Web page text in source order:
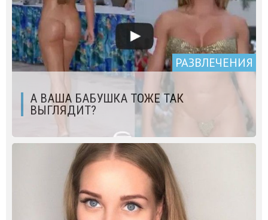
РАЗВЛЕЧЕНИЯ
А ВАША БАБУШКА ТОЖЕ ТАК
ВЫГЛЯДИТ?